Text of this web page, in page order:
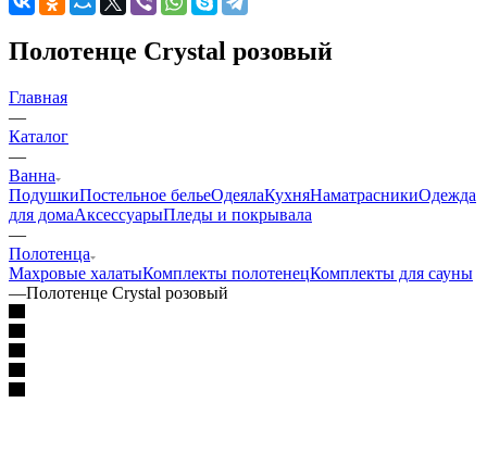
Полотенце Crystal розовый
Главная
—
Каталог
—
Ванна
ПодушкиПостельное бельеОдеялаКухняНаматрасникиОдежда
для домаАксессуарыПледы и покрывала
—
Полотенца
Махровые халатыКомплекты полотенецКомплекты для сауны
—Полотенце Crystal розовый